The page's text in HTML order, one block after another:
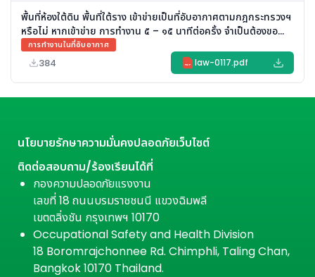
พื้นที่ห้องใต้ดิน พื้นที่ใต้ราง เข้าข่ายเป็นที่อับอากาศตามกฎกระทรวงฯ
หรือไม่ หากเข้าข่าย การทำงาน ๕ – ๑๕ นาทีต่อครั้ง จำเป็นต้องขอ
อนุญาตหรือไม่
การทำงานในที่อับอากาศ
384 PDF law-0117.pdf
นโยบายรักษาความมั่นคงปลอดภัยเว็บไซต์
ติดต่อสอบถาม/ร้องเรียนได้ที่
กองความปลอดภัยแรงงาน
เลขที่ 18 ถนนบรมราชชนนี แขวงฉิมพลี
เขตตลิ่งชัน กรุงเทพฯ 10170
Occupational Safety and Health Division
18 Boromrajchonnee Rd. Chimphli, Taling Chan,
Bangkok 10170 Thailand.